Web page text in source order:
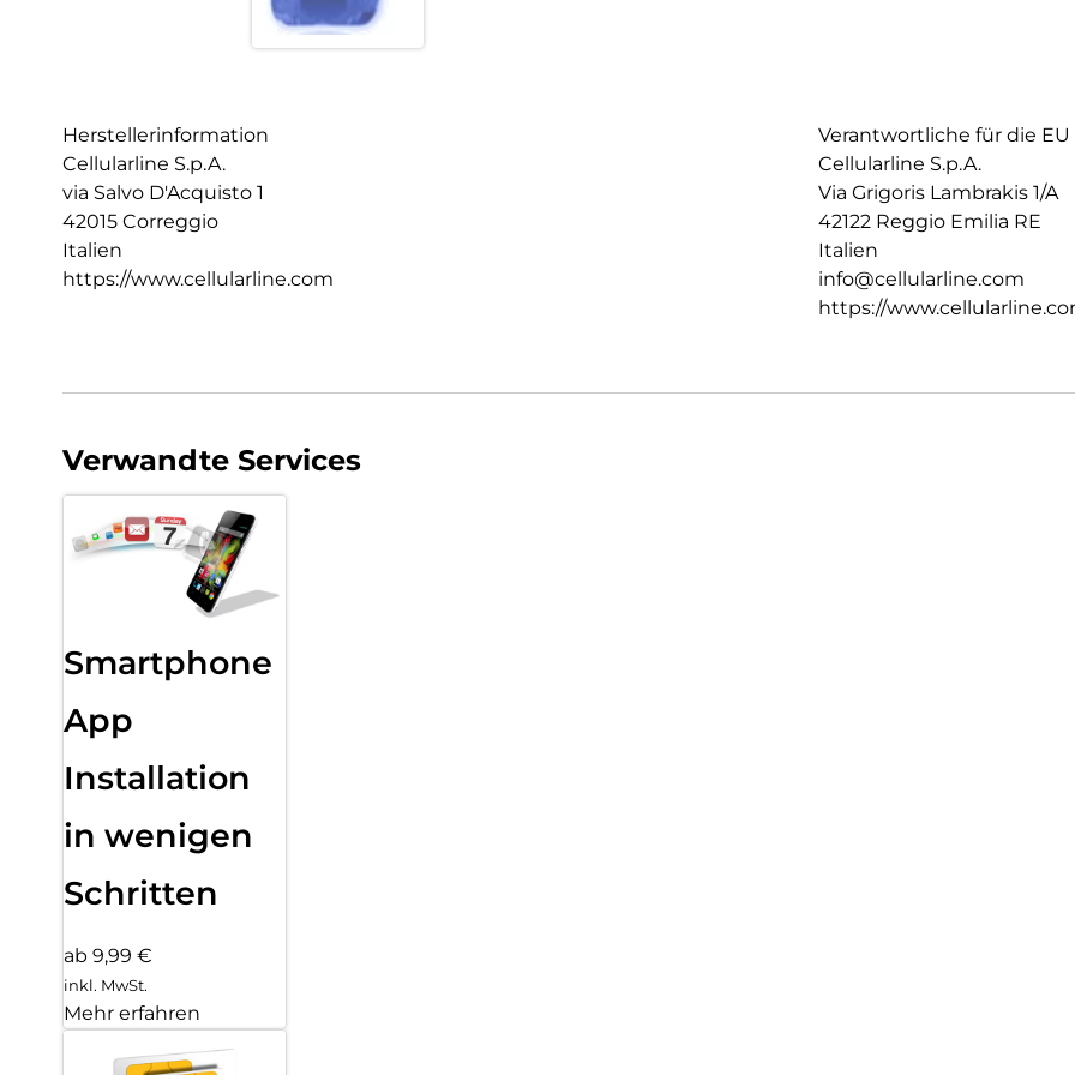
Herstellerinformation
Cellularline S.p.A.
via Salvo D'Acquisto 1
42015 Correggio
Italien
https://www.cellularline.com
Verantwortliche für die EU
Cellularline S.p.A.
Via Grigoris Lambrakis 1/A
42122 Reggio Emilia RE
Italien
info@cellularline.com
https://
Verwandte Services
Smartphone
App
Installation
in wenigen
Schritten
ab 9,99 €
inkl. MwSt.
Mehr erfahren